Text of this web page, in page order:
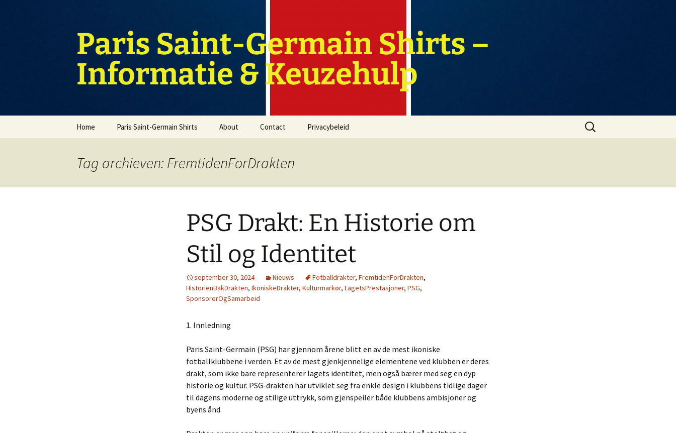
Paris Saint-Germain Shirts –
Informatie & Keuzehulp
Home Paris Saint-Germain Shirts About Contact Privacybeleid
Zoeken
naar:
Tag archieven: FremtidenForDrakten
PSG Drakt: En Historie om
Stil og Identitet
september 30, 2024 Nieuws Fotballdrakter, FremtidenForDrakten,
HistorienBakDrakten, IkoniskeDrakter, Kulturmarkør, LagetsPrestasjoner, PSG,
SponsorerOgSamarbeid
1. Innledning
Paris Saint-Germain (PSG) har gjennom årene blitt en av de mest ikoniske
fotballklubbene i verden. Et av de mest gjenkjennelige elementene ved klubben er deres
drakt, som ikke bare representerer lagets identitet, men også bærer med seg en dyp
historie og kultur. PSG-drakten har utviklet seg fra enkle design i klubbens tidlige dager
til dagens moderne og stilige uttrykk, som gjenspeiler både klubbens ambisjoner og
byens ånd.